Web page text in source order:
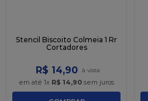
Stencil Biscoito Colmeia 1 Rr
Cortadores
R$ 14,90
em até 1x R$ 14,90 sem juros